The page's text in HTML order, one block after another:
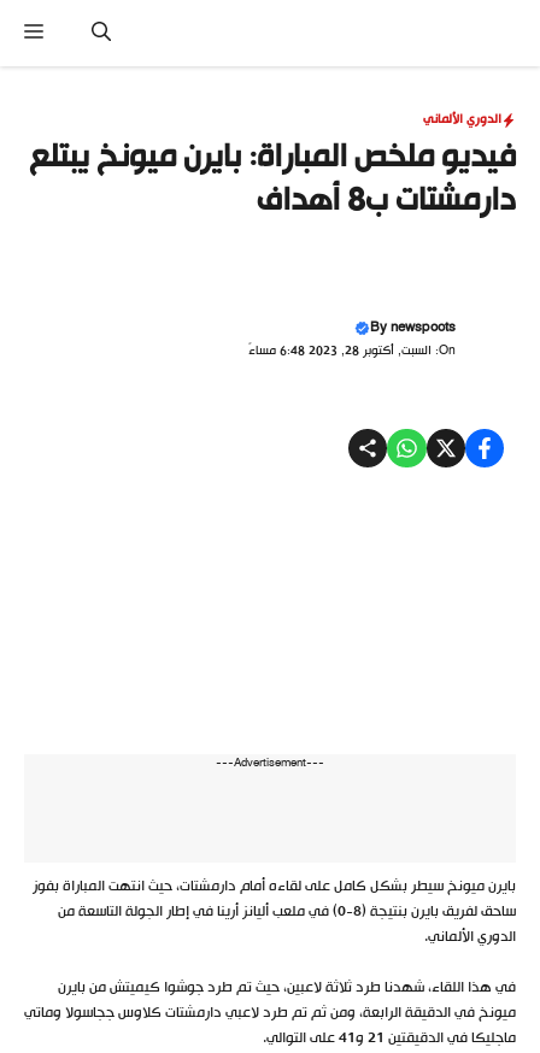
المحتوى
الدوري الألماني
فيديو ملخص المباراة: بايرن ميونخ يبتلع
دارمشتات ب8 أهداف
Bynewspoots
On: السبت, أكتوبر 28, 2023 6:48 مساءً
---Advertisement---
بايرن ميونخ سيطر بشكل كامل على لقاءه أمام دارمشتات، حيث انتهت المباراة بفوز
ساحق لفريق بايرن بنتيجة (8-0) في ملعب أليانز أرينا في إطار الجولة التاسعة من
الدوري الألماني.
في هذا اللقاء، شهدنا طرد ثلاثة لاعبين، حيث تم طرد جوشوا كيميتش من بايرن
ميونخ في الدقيقة الرابعة، ومن ثم تم طرد لاعبي دارمشتات كلاوس ججاسولا وماتي
ماجليكا في الدقيقتين 21 و41 على التوالي.